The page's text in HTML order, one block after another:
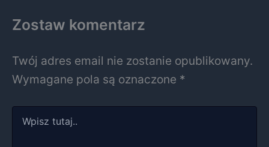
Zostaw komentarz
Twój adres email nie zostanie opublikowany.
Wymagane pola są oznaczone *
tutaj..